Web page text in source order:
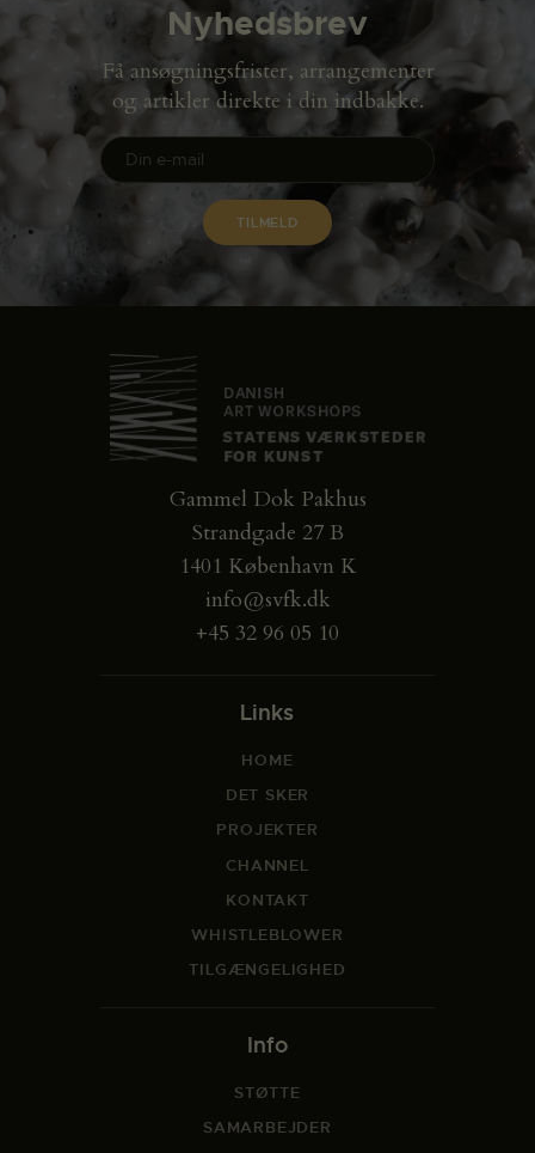
Nyhedsbrev
Få ansøgningsfrister, arrangementer
og artikler direkte i din indbakke.
Gammel Dok Pakhus
Strandgade 27 B
1401 København K
info@svfk.dk
+45 32 96 05 10
Links
HOME
DET SKER
PROJEKTER
CHANNEL
KONTAKT
WHISTLEBLOWER
TILGÆNGELIGHED
Info
STØTTE
SAMARBEJDER